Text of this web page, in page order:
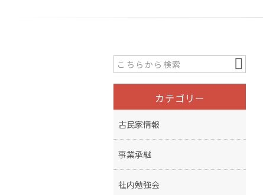
カテゴリー
古民家情報
事業承継
社内勉強会